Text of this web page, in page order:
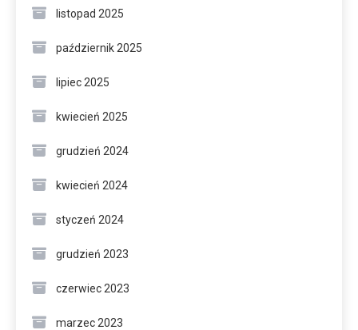
listopad 2025
październik 2025
lipiec 2025
kwiecień 2025
grudzień 2024
kwiecień 2024
styczeń 2024
grudzień 2023
czerwiec 2023
marzec 2023